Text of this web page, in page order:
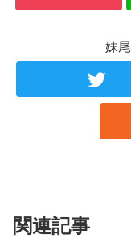
妹
関連記事